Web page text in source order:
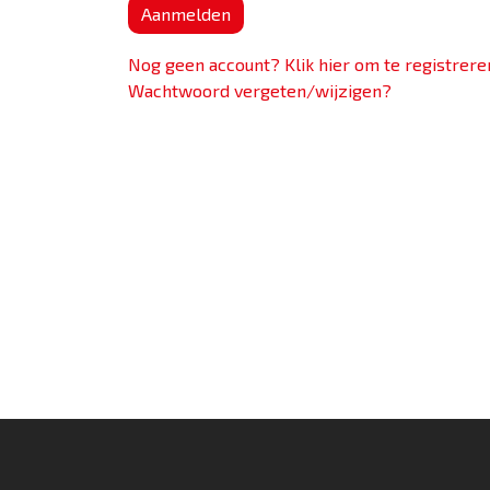
Aanmelden
Nog geen account? Klik hier om te
Wachtwoord vergeten/wijzigen?